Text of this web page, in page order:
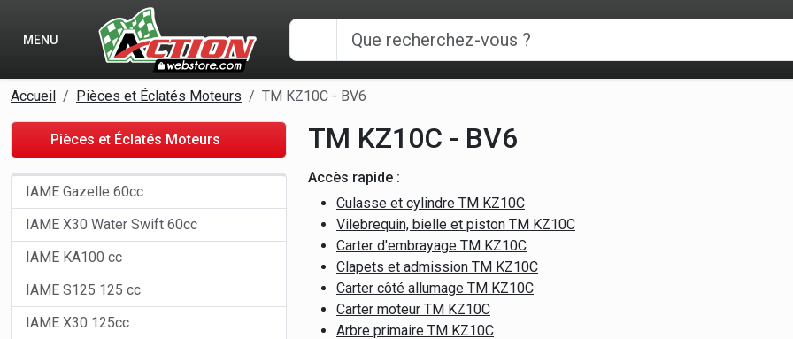
Panneau de gestion des cookies
MENU
Accueil Pièces et Éclatés Moteurs TM KZ10C - BV6
TM KZ10C - BV6
Accès rapide :
Culasse et cylindre TM KZ10C
Vilebrequin, bielle et piston TM KZ10C
Carter d'embrayage TM KZ10C
Clapets et admission TM KZ10C
Carter côté allumage TM KZ10C
Carter moteur TM KZ10C
Arbre primaire TM KZ10C
Pièces et Éclatés Moteurs
IAME Gazelle 60cc
IAME X30 Water Swift 60cc
IAME KA100 cc
IAME S125 125 cc
IAME X30 125cc